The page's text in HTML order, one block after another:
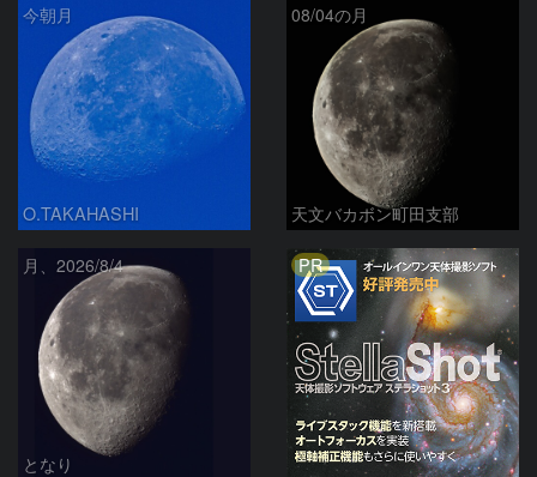
今朝月
O.TAKAHASHI
08/04の月
天文バカボン町田支部
月、2026/8/4
となり
PR